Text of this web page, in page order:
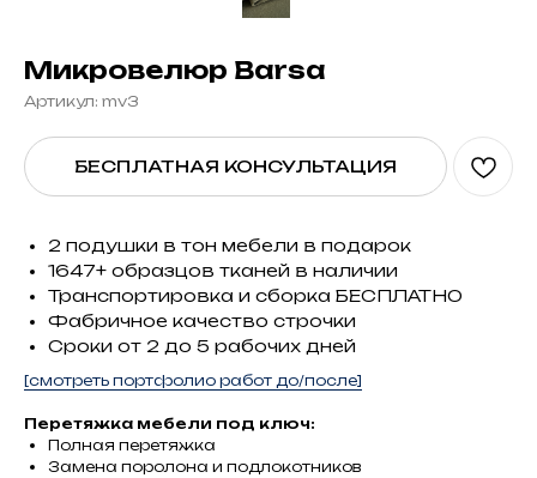
Микровелюр Barsa
Артикул: mv3
БЕСПЛАТНАЯ КОНСУЛЬТАЦИЯ
2 подушки в тон мебели в подарок
1647+ образцов тканей в наличии
Транспортировка и сборка БЕСПЛАТНО
Фабричное качество строчки
Сроки от 2 до 5 рабочих дней
[смотреть портфолио работ до/после]
Перетяжка мебели под ключ:
Полная перетяжка
Замена поролона и подлокотников